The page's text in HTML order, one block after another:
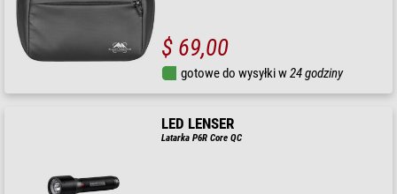
$ 69,00
gotowe do wysyłki w24 godziny
LED LENSER
Latarka P6R Core QC